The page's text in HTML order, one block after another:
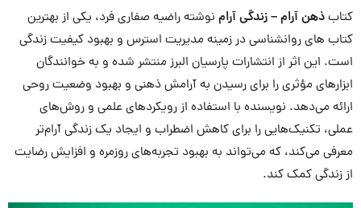
کتابذهن آرام – زندگی آرام نوشته راضیه صفاری فرد، یکی از بهترین
کتاب های روانشناسی در زمینه مدیریت استرس و بهبود کیفیت زندگی
است. این اثر از انتشارات پارسیان البرز منتشر شده و به خوانندگان
ابزارهای مؤثری را برای رسیدن به آرامش ذهنی و بهبود وضعیت روحی
ارائه می‌دهد. نویسنده با استفاده از رویکردهای علمی و روش‌های
عملی، تکنیک‌هایی را برای کاهش اضطراب و ایجاد یک زندگی آرام‌تر
معرفی می‌کند، که می‌تواند به بهبود تجربه‌های روزمره و افزایش رضایت
از زندگی کمک کند.